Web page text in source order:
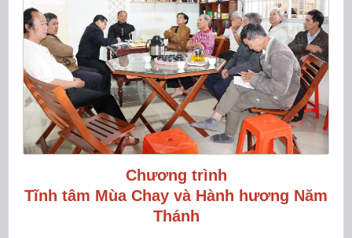
Chương trình
Tĩnh tâm Mùa Chay và Hành hương Năm
Thánh